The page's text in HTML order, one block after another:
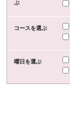
ぶ
コースを選ぶ
曜日を選ぶ